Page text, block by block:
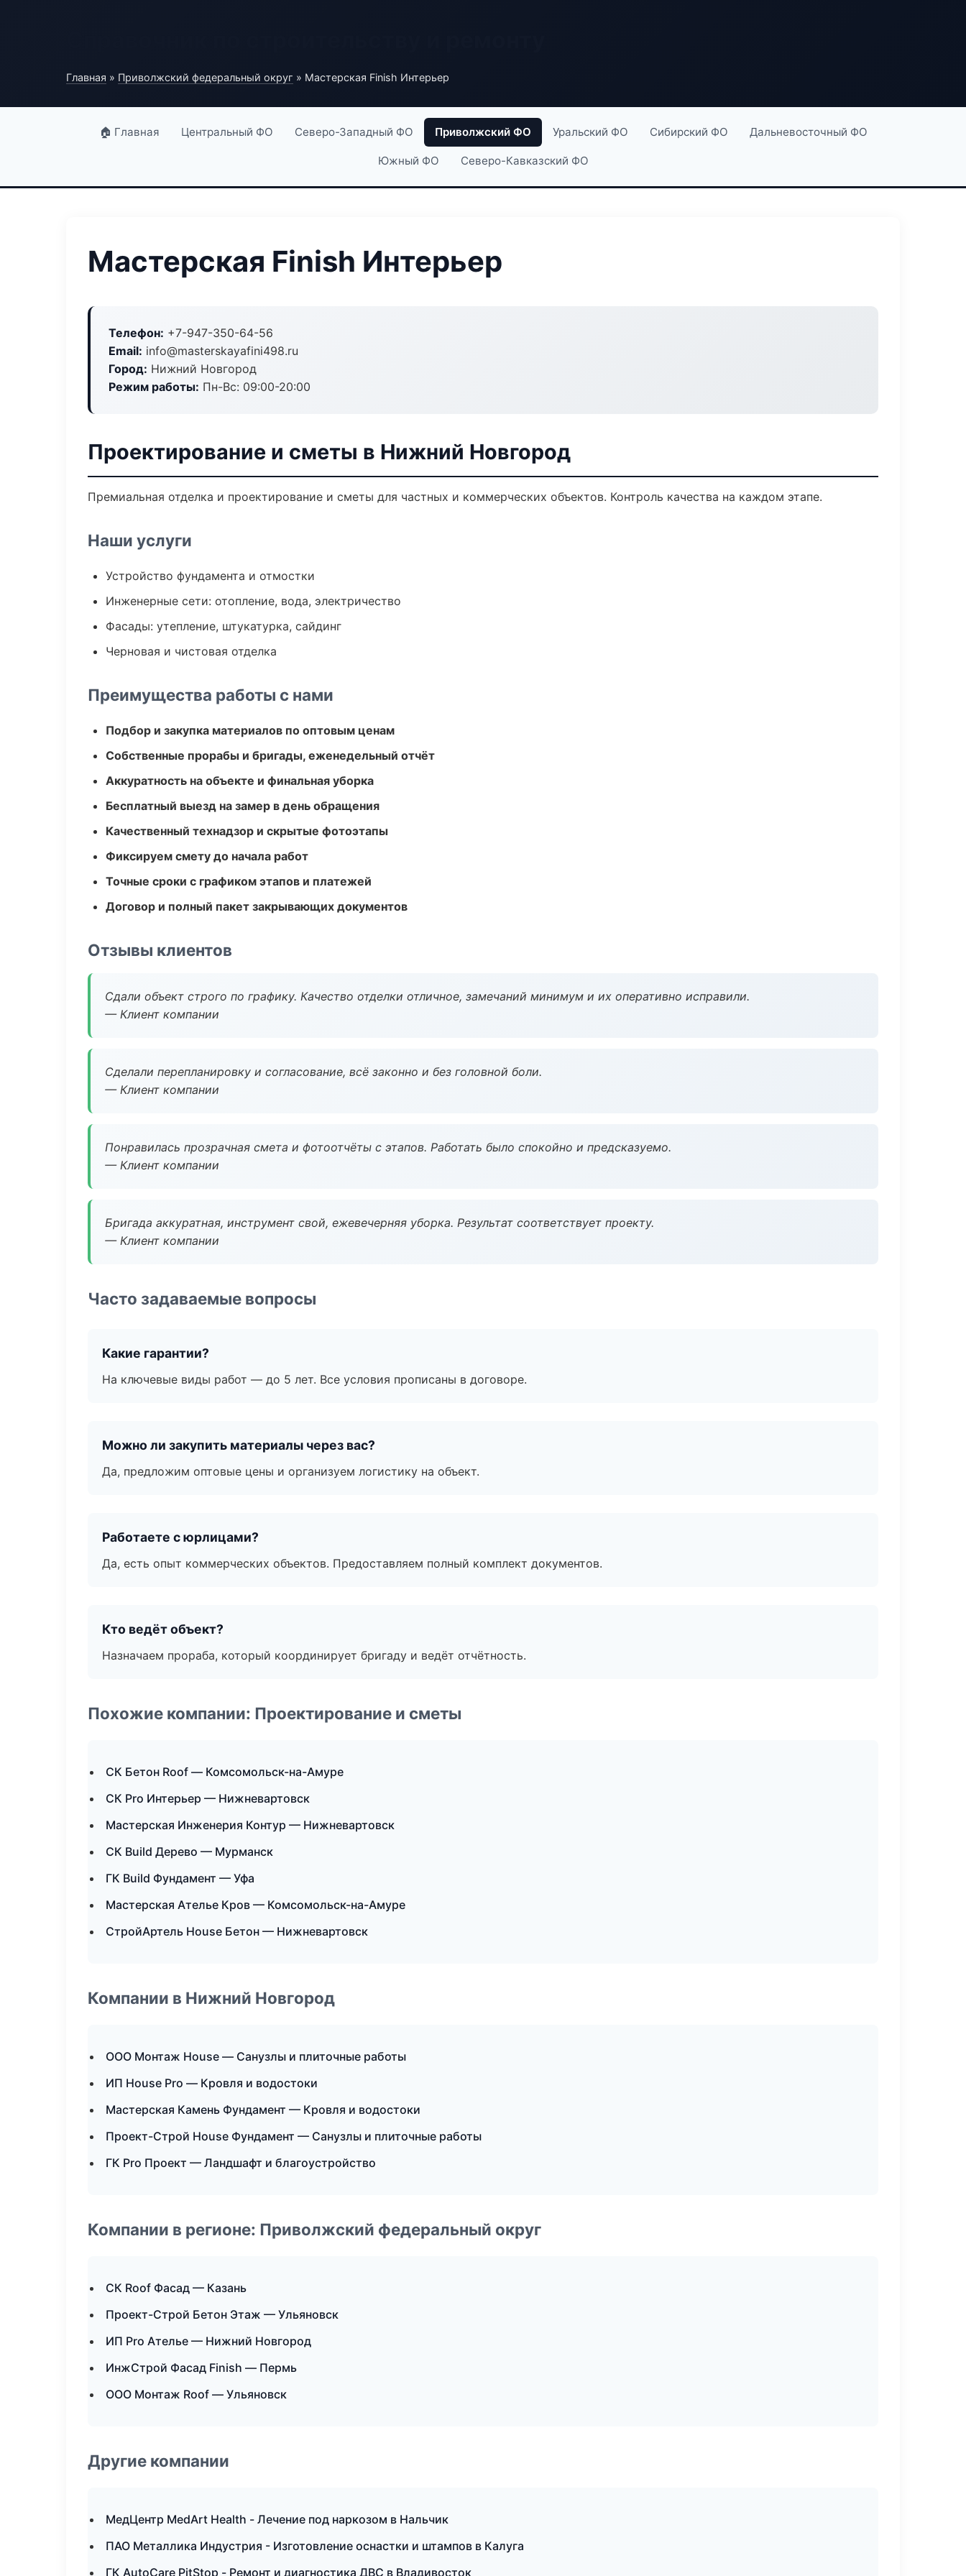
Главная » Приволжский федеральный округ » Мастерская Finish Интерьер
🏠 Главная Центральный ФО Северо-Западный ФО Приволжский ФО Уральский ФО Сибирский ФО Дальневосточный ФО
Южный ФО Северо-Кавказский ФО
Мастерская Finish Интерьер
Телефон: +7-947-350-64-56
Email: info@masterskayafini498.ru
Город: Нижний Новгород
Режим работы: Пн-Вс: 09:00-20:00
Проектирование и сметы в Нижний Новгород
Премиальная отделка и проектирование и сметы для частных и коммерческих объектов. Контроль качества на каждом этапе.
Наши услуги
Устройство фундамента и отмостки
Инженерные сети: отопление, вода, электричество
Фасады: утепление, штукатурка, сайдинг
Черновая и чистовая отделка
Преимущества работы с нами
Подбор и закупка материалов по оптовым ценам
Собственные прорабы и бригады, еженедельный отчёт
Аккуратность на объекте и финальная уборка
Бесплатный выезд на замер в день обращения
Качественный технадзор и скрытые фотоэтапы
Фиксируем смету до начала работ
Точные сроки с графиком этапов и платежей
Договор и полный пакет закрывающих документов
Отзывы клиентов
Сдали объект строго по графику. Качество отделки отличное, замечаний минимум и их оперативно исправили.
— Клиент компании
Сделали перепланировку и согласование, всё законно и без головной боли.
— Клиент компании
Понравилась прозрачная смета и фотоотчёты с этапов. Работать было спокойно и предсказуемо.
— Клиент компании
Бригада аккуратная, инструмент свой, ежевечерняя уборка. Результат соответствует проекту.
— Клиент компании
Часто задаваемые вопросы
Какие гарантии?
На ключевые виды работ — до 5 лет. Все условия прописаны в договоре.
Можно ли закупить материалы через вас?
Да, предложим оптовые цены и организуем логистику на объект.
Работаете с юрлицами?
Да, есть опыт коммерческих объектов. Предоставляем полный комплект документов.
Кто ведёт объект?
Назначаем прораба, который координирует бригаду и ведёт отчётность.
Похожие компании: Проектирование и сметы
СК Бетон Roof — Комсомольск-на-Амуре
СК Pro Интерьер — Нижневартовск
Мастерская Инженерия Контур — Нижневартовск
СК Build Дерево — Мурманск
ГК Build Фундамент — Уфа
Мастерская Ателье Кров — Комсомольск-на-Амуре
СтройАртель House Бетон — Нижневартовск
Компании в Нижний Новгород
ООО Монтаж House — Санузлы и плиточные работы
ИП House Pro — Кровля и водостоки
Мастерская Камень Фундамент — Кровля и водостоки
Проект-Строй House Фундамент — Санузлы и плиточные работы
ГК Pro Проект — Ландшафт и благоустройство
Компании в регионе: Приволжский федеральный округ
СК Roof Фасад — Казань
Проект-Строй Бетон Этаж — Ульяновск
ИП Pro Ателье — Нижний Новгород
ИнжСтрой Фасад Finish — Пермь
ООО Монтаж Roof — Ульяновск
Другие компании
МедЦентр MedArt Health - Лечение под наркозом в Нальчик
ПАО Металлика Индустрия - Изготовление оснастки и штампов в Калуга
ГК AutoCare PitStop - Ремонт и диагностика ДВС в Владивосток